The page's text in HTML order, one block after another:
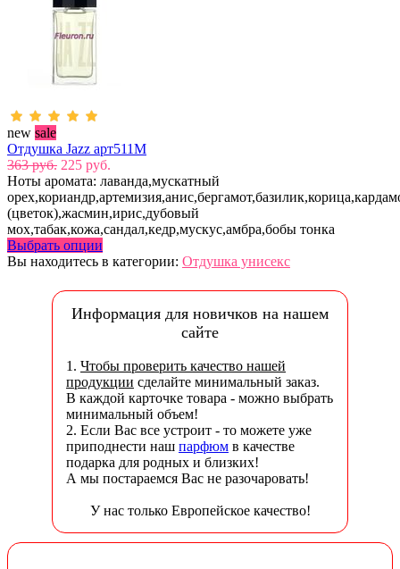
new sale
Отдушка Jazz арт511M
363 руб. 225 руб.
Ноты аромата: лаванда,мускатный
(цветок),жасмин,ирис,дубовый
мох,табак,кожа,сандал,кедр,мускус,амбра,бобы тонка
Выбрать опции
Вы находитесь в категории: Отдушка унисекс
Информация для новичков на нашем
сайте
1. Чтобы проверить качество нашей
продукции сделайте минимальный заказ.
В каждой карточке товара - можно выбрать
минимальный объем!
2. Если Вас все устроит - то можете уже
приподнести наш парфюм в качестве
подарка для родных и близких!
А мы постараемся Вас не разочаровать!
У нас только Европейское качество!